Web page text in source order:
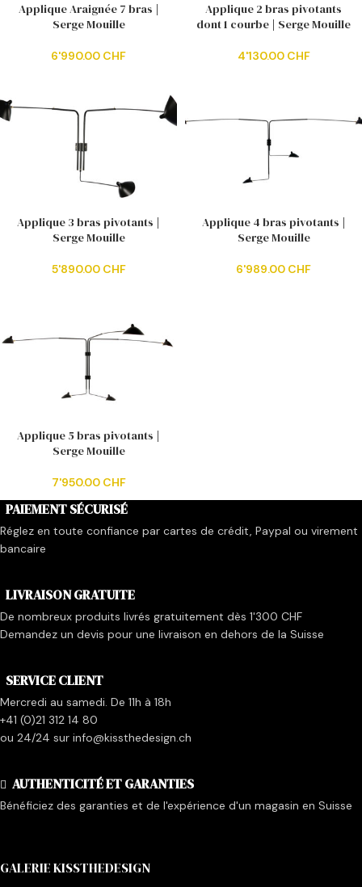
Applique Araignée 7 bras |
Serge Mouille
6'990.00 CHF
Applique 2 bras pivotants
dont 1 courbe | Serge Mouille
4'130.00 CHF
Applique 3 bras pivotants |
Serge Mouille
5'890.00 CHF
Applique 4 bras pivotants |
Serge Mouille
6'989.00 CHF
Applique 5 bras pivotants |
Serge Mouille
7'950.00 CHF
PAIEMENT SÉCURISÉ
Réglez en toute confiance par cartes de crédit, Paypal ou virement
bancaire
LIVRAISON GRATUITE
De nombreux produits livrés gratuitement dès 1'300 CHF
Demandez un devis pour une livraison en dehors de la Suisse
SERVICE CLIENT
Mercredi au samedi. De 11h à 18h
+41 (0)21 312 14 80
ou 24/24 sur info@kissthedesign.ch
AUTHENTICITÉ ET GARANTIES
Bénéficiez des garanties et de l'expérience d'un magasin en Suisse
GALERIE KISSTHEDESIGN